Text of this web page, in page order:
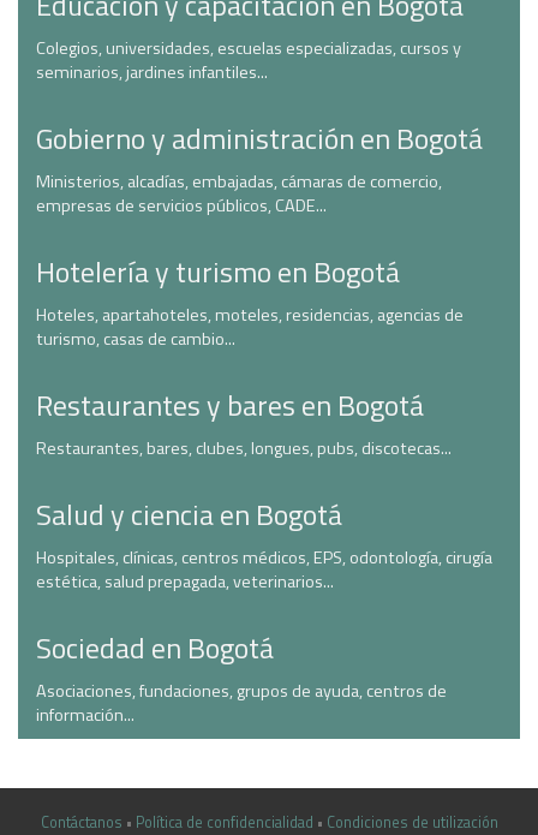
Colegios, universidades, escuelas especializadas, cursos y
seminarios, jardines infantiles...
Gobierno y administración en Bogotá
Ministerios, alcadías, embajadas, cámaras de comercio,
empresas de servicios públicos, CADE...
Hotelería y turismo en Bogotá
Hoteles, apartahoteles, moteles, residencias, agencias de
turismo, casas de cambio...
Restaurantes y bares en Bogotá
Restaurantes, bares, clubes, longues, pubs, discotecas...
Salud y ciencia en Bogotá
Hospitales, clínicas, centros médicos, EPS, odontología, cirugía
estética, salud prepagada, veterinarios...
Sociedad en Bogotá
Asociaciones, fundaciones, grupos de ayuda, centros de
información...
Contáctanos • Política de confidencialidad • Condiciones de utilización